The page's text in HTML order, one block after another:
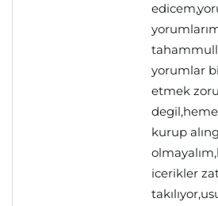
yorumlar
etmek
kurup
icerikler